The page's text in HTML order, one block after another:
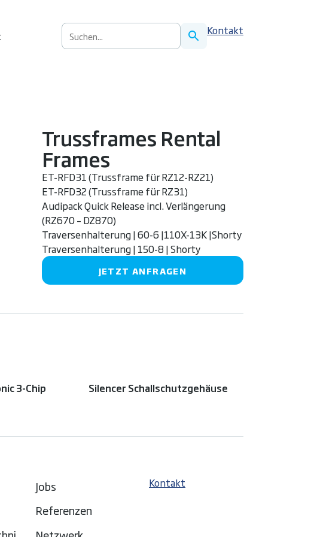
S
u
c
h
:
Kontakt
Trussframes Rental
Frames
ET-RFD31 (Trussframe für RZ12-RZ21)
ET-RFD32 (Trussframe für RZ31)
Audipack Quick Release incl. Verlängerung
(RZ670 – DZ870)
Traversenhalterung | 60-6 |110X-13K |Shorty
Traversenhalterung | 150-8 | Shorty
JETZT ANFRAGEN
3-Chip Silencer Schallschutzgehäuse
Jobs
Referenzen
Kontakt